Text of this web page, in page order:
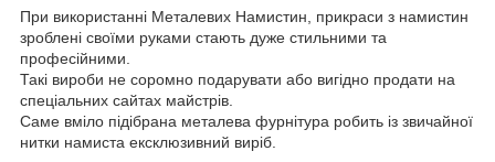
При використанні Металевих Намистин, прикраси з намистин
зроблені своїми руками стають дуже стильними та
професійними.
Такі вироби не соромно подарувати або вигідно продати на
спеціальних сайтах майстрів.
Саме вміло підібрана металева фурнітура робить із звичайної
нитки намиста ексклюзивний виріб.